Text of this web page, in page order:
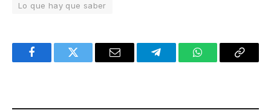
Lo que hay que saber
FacebookTwitter Email TelegramWhatsAppCopy